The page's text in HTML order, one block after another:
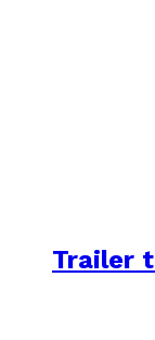
Trailer